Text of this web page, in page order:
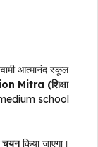
आत्मानंद स्कूल
Mitra (शिक्षा
school
किया जाएगा।